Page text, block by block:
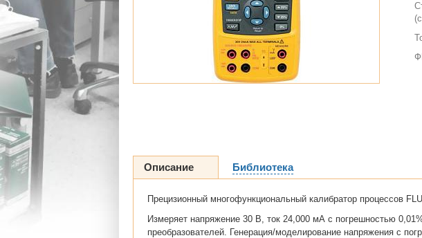
Описание Библиотека
Прецизионный многофункциональный калибратор процессов
Измеряет напряжение 30 В, ток 24,000 мА с погрешностью
преобразователей. Генерация/моделирование напряжения с